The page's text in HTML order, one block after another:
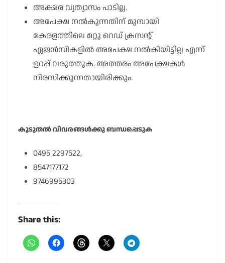
അക്ഷര വ്യത്യാസം പാടില്ല.
അപേക്ഷ നൽകുന്നതിന് മുമ്പായി
കേരളത്തിലെ മറ്റു റെഡ് ക്രസന്റ്
ഏജൻസികളിൽ അപേക്ഷ നൽകിയിട്ടില്ല എന്ന്
ഉറപ്പ് വരുത്തുക. അത്തരം അപേക്ഷകൾ
നിരസിക്കുന്നതായിരിക്കും.
കൂടുതൽ വിവരങ്ങൾക്കു ബന്ധപ്പെടുക
0495 2297522,
8547177172
9746995303
Share this: